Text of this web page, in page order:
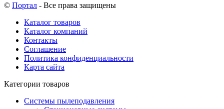
© Портал - Все права защищены
Каталог товаров
Каталог компаний
Контакты
Соглашение
Политика конфиденциальности
Карта сайта
Категории товаров
Системы пылеподавления